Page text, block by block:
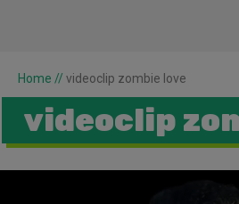
Home // videoclip zombie love
videoclip